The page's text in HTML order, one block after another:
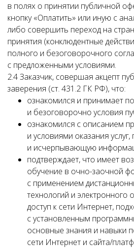
в полях о принятии публичной
кнопку «Оплатить» или иную с
либо совершить переход на
принятия (конклюдентные
полного и безоговорочного
с предложенными условиями.
2.4 Заказчик, совершая акцепт
заверения (ст. 431.2 ГК РФ), что:
ознакомился и принимает
и безоговорочно условия
ознакомился с описанием
и условиями оказания
и исчерпывающую
подтверждает, что имеет
обучение в очно-заочной
с применением
технологий и электронного
доступ к сети Интернет,
с установленным
основные знания и навыки
сети Интернет и сайта/